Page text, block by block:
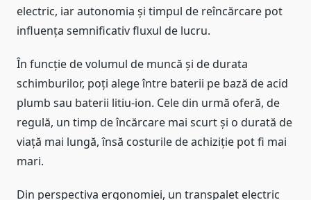
electric, iar autonomia și timpul de reîncărcare pot
influența semnificativ fluxul de lucru.
În funcție de volumul de muncă și de durata
schimburilor, poți alege între baterii pe bază de acid
plumb sau baterii litiu-ion. Cele din urmă oferă, de
regulă, un timp de încărcare mai scurt și o durată de
viață mai lungă, însă costurile de achiziție pot fi mai
mari.
Din perspectiva ergonomiei, un transpalet electric